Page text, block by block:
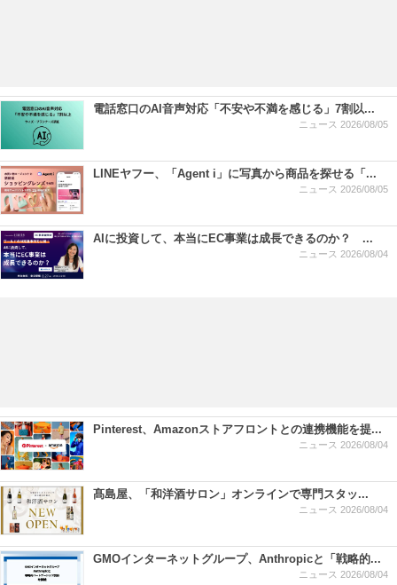
電話窓口のAI音声対応「不安や不満を感じる」7割以...
ニュース 2026/08/05
LINEヤフー、「Agent i」に写真から商品を探せる「...
ニュース 2026/08/05
AIに投資して、本当にEC事業は成長できるのか？ ...
ニュース 2026/08/04
Pinterest、Amazonストアフロントとの連携機能を提...
ニュース 2026/08/04
髙島屋、「和洋酒サロン」オンラインで専門スタッ...
ニュース 2026/08/04
GMOインターネットグループ、Anthropicと「戦略的...
ニュース 2026/08/04